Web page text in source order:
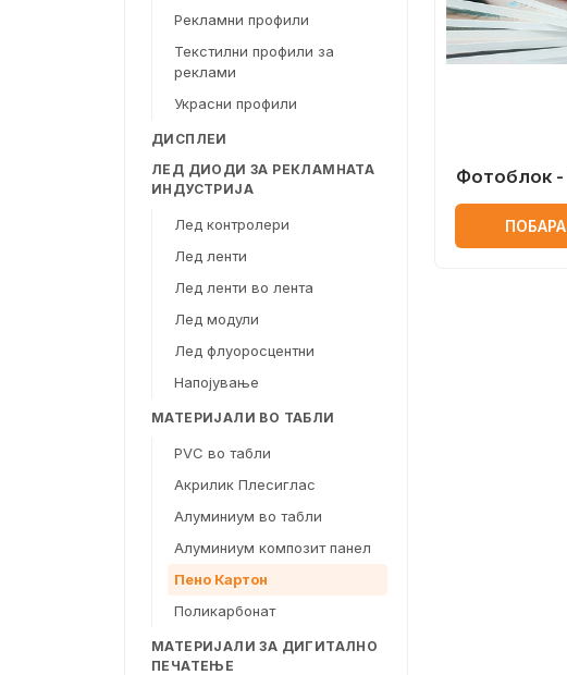
Рекламни профили
Текстилни профили за
реклами
Украсни профили
ДИСПЛЕИ
ЛЕД ДИОДИ ЗА РЕКЛАМНАТА
ИНДУСТРИЈА
Лед контролери
Лед ленти
Лед ленти во лента
Лед модули
Лед флуоросцентни
Напојување
МАТЕРИЈАЛИ ВО ТАБЛИ
PVC во табли
Акрилик Плесиглас
Алуминиум во табли
Алуминиум композит панел
Пено Картон
Поликарбонат
МАТЕРИЈАЛИ ЗА ДИГИТАЛНО
ПЕЧАТЕЊЕ
Фотоблок